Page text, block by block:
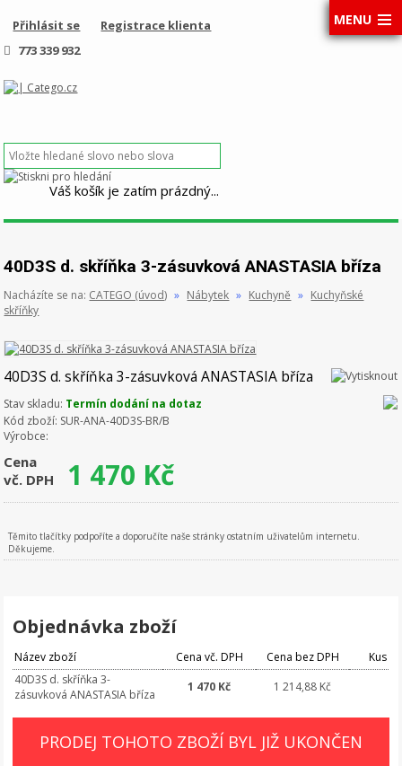
MENU
Přihlásit se
Registrace klienta
773 339 932
Váš košík je zatím prázdný...
40D3S d. skříňka 3-zásuvková ANASTASIA bříza
Nacházíte se na: CATEGO (úvod) » Nábytek » Kuchyně » Kuchyňské
skříňky
40D3S d. skříňka 3-zásuvková ANASTASIA bříza
Stav skladu: Termín dodání na dotaz
Kód zboží: SUR-ANA-40D3S-BR/B
Výrobce:
Cena
vč. DPH
1 470 Kč
Těmito tlačítky podpoříte a doporučíte naše stránky ostatním uživatelům internetu.
Děkujeme.
Objednávka zboží
Název zboží Cena vč. DPH Cena bez DPH
Kus
40D3S d. skříňka 3-
zásuvková ANASTASIA bříza
1 470 Kč 1 214,88 Kč
PRODEJ TOHOTO ZBOŽÍ BYL JIŽ UKONČEN